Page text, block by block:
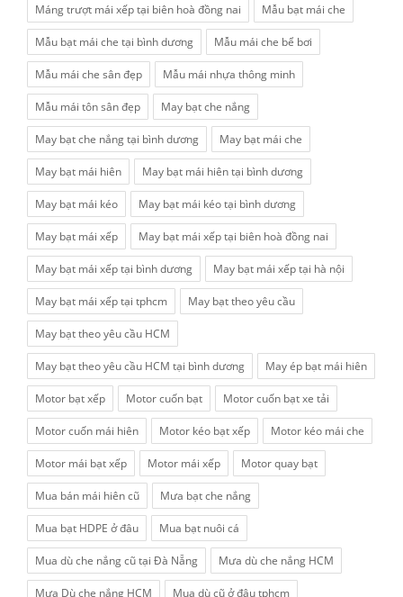
Máng trượt mái xếp tại biên hoà đồng nai Mẫu bạt mái che
Mẫu bạt mái che tại bình dương Mẫu mái che bể bơi
Mẫu mái che sân đẹp Mẫu mái nhựa thông minh
Mẫu mái tôn sân đẹp May bạt che nắng
May bạt che nắng tại bình dương May bạt mái che
May bạt mái hiên May bạt mái hiên tại bình dương
May bạt mái kéo May bạt mái kéo tại bình dương
May bạt mái xếp May bạt mái xếp tại biên hoà đồng nai
May bạt mái xếp tại bình dương May bạt mái xếp tại hà nội
May bạt mái xếp tại tphcm May bạt theo yêu cầu
May bạt theo yêu cầu HCM
May bạt theo yêu cầu HCM tại bình dương May ép bạt mái hiên
Motor bạt xếp Motor cuốn bạt Motor cuốn bạt xe tải
Motor cuốn mái hiên Motor kéo bạt xếp Motor kéo mái che
Motor mái bạt xếp Motor mái xếp Motor quay bạt
Mua bán mái hiên cũ Mưa bạt che nắng
Mua bạt HDPE ở đâu Mua bạt nuôi cá
Mua dù che nắng cũ tại Đà Nẵng Mưa dù che nắng HCM
Mưa Dù che nắng HCM Mua dù cũ ở đâu tphcm